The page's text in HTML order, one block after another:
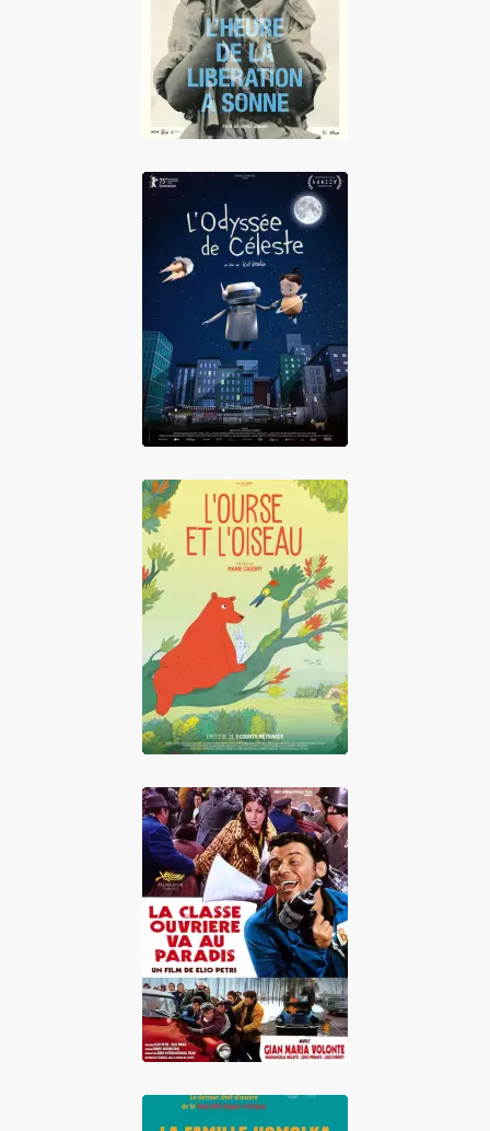
libération a sonné
L'odyssée de
Céleste
L'Ourse et l'oiseau
La Classe ouvrière
va au paradis